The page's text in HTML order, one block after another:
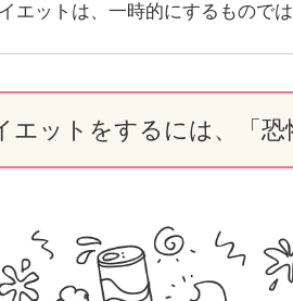
エットは、一時的にするもので
エットをするには、「恐